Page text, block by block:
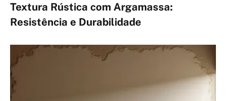
Textura Rústica com Argamassa:
Resistência e Durabilidade